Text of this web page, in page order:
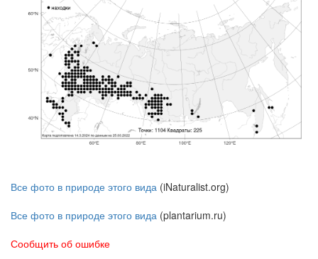
Все фото в природе этого вида (iNaturalist.org)
Все фото в природе этого вида (plantarium.ru)
Сообщить об ошибке